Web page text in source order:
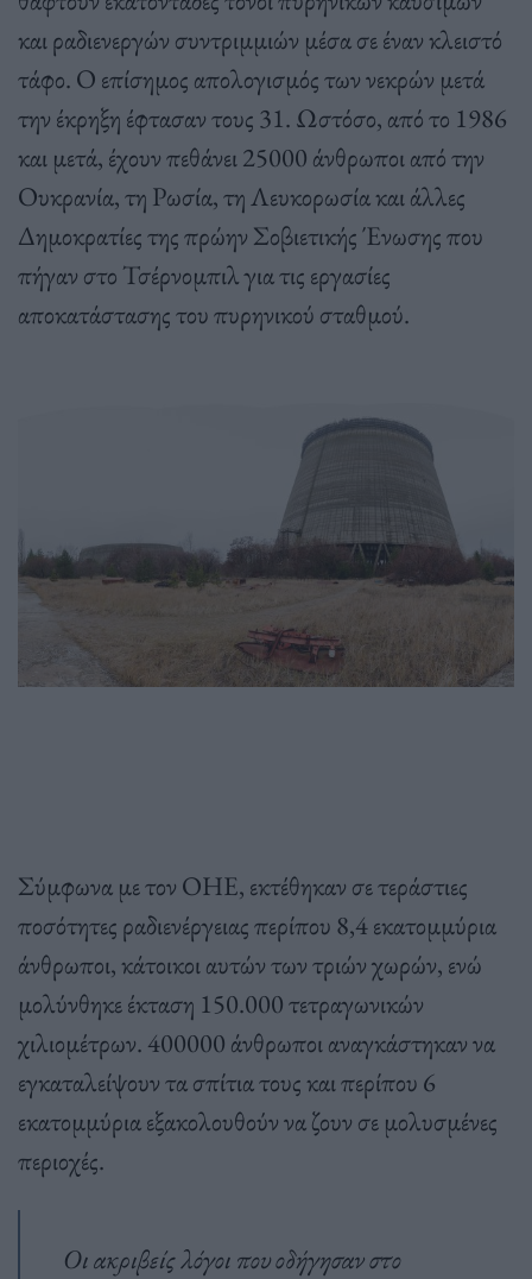
και ραδιενεργών συντριμμιών μέσα σε έναν κλειστό
τάφο. Ο επίσημος απολογισμός των νεκρών μετά
την έκρηξη έφτασαν τους 31. Ωστόσο, από το 1986
και μετά, έχουν πεθάνει 25000 άνθρωποι από την
Ουκρανία, τη Ρωσία, τη Λευκορωσία και άλλες
Δημοκρατίες της πρώην Σοβιετικής Ένωσης που
πήγαν στο Τσέρνομπιλ για τις εργασίες
αποκατάστασης του πυρηνικού σταθμού.
Σύμφωνα με τον ΟΗΕ, εκτέθηκαν σε τεράστιες
ποσότητες ραδιενέργειας περίπου 8,4 εκατομμύρια
άνθρωποι, κάτοικοι αυτών των τριών χωρών, ενώ
μολύνθηκε έκταση 150.000 τετραγωνικών
χιλιομέτρων. 400000 άνθρωποι αναγκάστηκαν να
εγκαταλείψουν τα σπίτια τους και περίπου 6
εκατομμύρια εξακολουθούν να ζουν σε μολυσμένες
περιοχές.
Οι ακριβείς λόγοι που οδήγησαν στο